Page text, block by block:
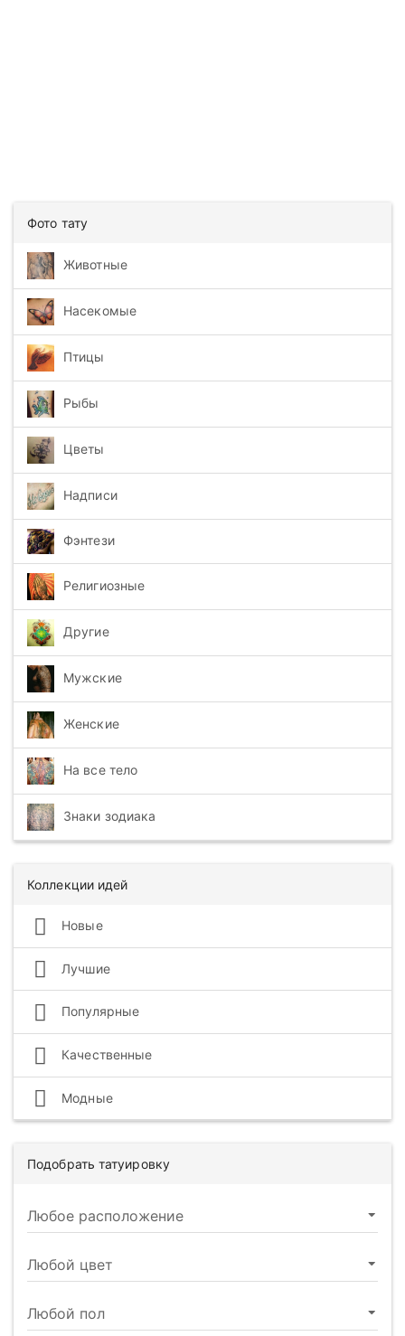
Фото тату
Животные
Насекомые
Птицы
Рыбы
Цветы
Надписи
Фэнтези
Религиозные
Другие
Мужские
Женские
На все тело
Знаки зодиака
Коллекции идей
Новые
Лучшие
Популярные
Качественные
Модные
Подобрать татуировку